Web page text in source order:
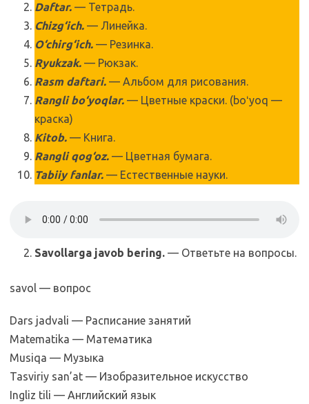
Daftar. — Тетрадь.
Chizg‘ich. — Линейка.
O‘chirg‘ich. — Резинка.
Ryukzak. — Рюкзак.
Rasm daftari. — Альбом для рисования.
Rangli bo‘yoqlar. — Цветные краски. (boʻyoq —
краска)
Kitob. — Книга.
Rangli qog‘oz. — Цветная бумага.
Tabiiy fanlar. — Естественные науки.
Savollarga javob bering. — Ответьте на вопросы.
savol — вопрос
Dars jadvali — Расписание занятий
Matematika — Математика
Musiqa — Музыка
Tasviriy san’at — Изобразительное искусство
Ingliz tili — Английский язык